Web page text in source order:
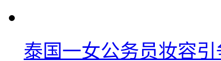
泰国一女公务员妆容